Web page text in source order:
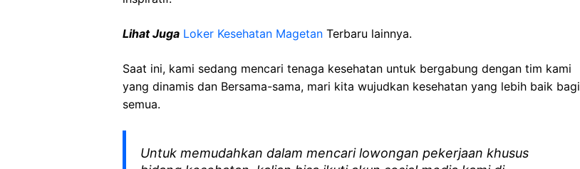
Lihat Juga Loker Kesehatan Magetan Terbaru lainnya.
Saat ini, kami sedang mencari tenaga kesehatan untuk bergabung dengan tim kami
yang dinamis dan Bersama-sama, mari kita wujudkan kesehatan yang lebih baik bagi
semua.
Untuk memudahkan dalam mencari lowongan pekerjaan khusus